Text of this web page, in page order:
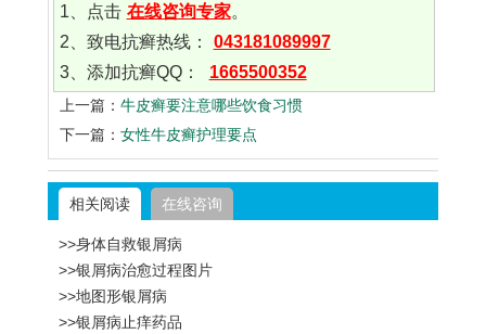
1、点击 在线咨询专家。
2、致电抗癣热线：
043181089997
3、添加抗癣QQ：
1665500352
上一篇： 牛皮癣要注意哪些饮食习惯
下一篇： 女性牛皮癣护理要点
相关阅读 在线咨询
>>身体自救银屑病
>>银屑病治愈过程图片
>>地图形银屑病
>>银屑病止痒药品